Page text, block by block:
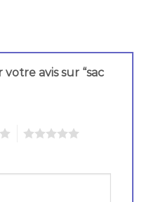
avis sur “sac